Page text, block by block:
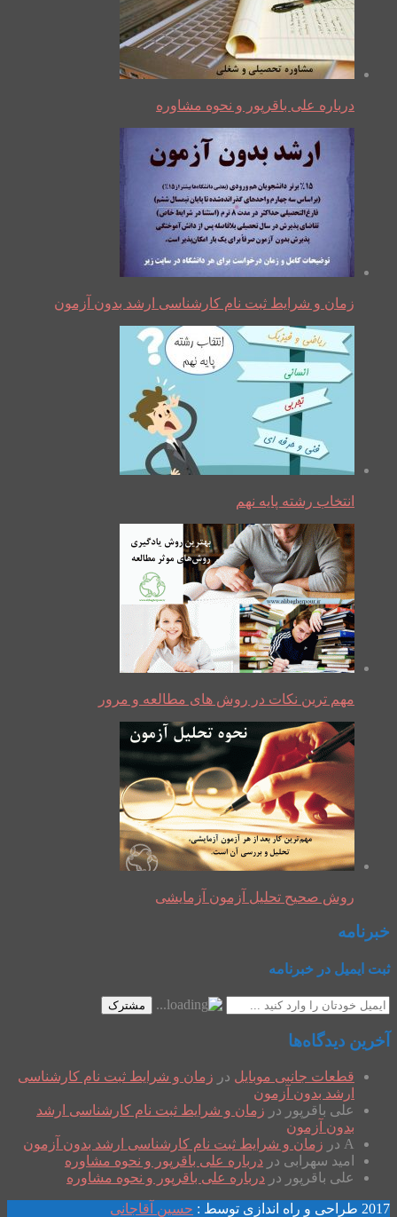
درباره علی باقرپور و نحوه مشاوره
زمان و شرایط ثبت نام کارشناسی ارشد بدون آزمون
انتخاب رشته پایه نهم
مهم ترین نکات در روش های مطالعه و مرور
روش صحیح تحلیل آزمون آزمایشی
خبرنامه
ثبت ایمیل در خبرنامه
مشترک
آخرین دیدگاه‌ها
قطعات جانبی موبایل در زمان و شرایط ثبت نام کارشناسی
ارشد بدون آزمون
علی باقرپور در زمان و شرایط ثبت نام کارشناسی ارشد
بدون آزمون
A در زمان و شرایط ثبت نام کارشناسی ارشد بدون آزمون
امید سهرابی در درباره علی باقرپور و نحوه مشاوره
علی باقرپور در درباره علی باقرپور و نحوه مشاوره
2017 طراحی و راه اندازی توسط : حسین آقاجانی